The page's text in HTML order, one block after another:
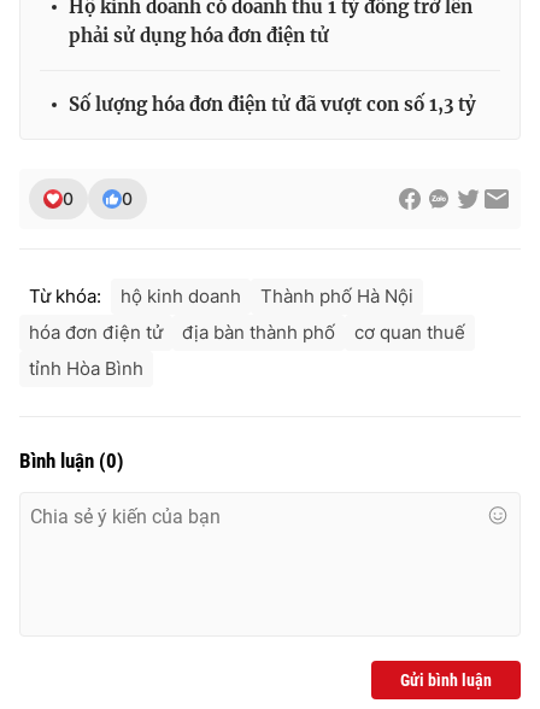
Ðiện thoại Thời báo VTV:024.66 897 897
Email:toasoan@vtv.vn
thông tin từ website này.
Hộ kinh doanh có doanh thu 1 tỷ đồng trở lên
phải sử dụng hóa đơn điện tử
Số lượng hóa đơn điện tử đã vượt con số 1,3 tỷ
0 0
Từ khóa: hộ kinh doanh
Thành phố Hà Nội
hóa đơn điện tử
địa bàn thành phố
cơ quan thuế
tỉnh Hòa Bình
Bình luận (0)
Gửi bình luận